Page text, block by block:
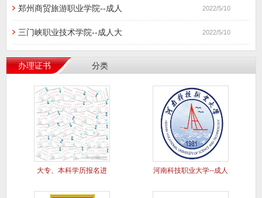
郑州商贸旅游职业学院--成人 2022/5/10
三门峡职业技术学院--成人大 2022/5/10
办理证书 分类
大专、本科学历报名进 河南科技职业大学--成人